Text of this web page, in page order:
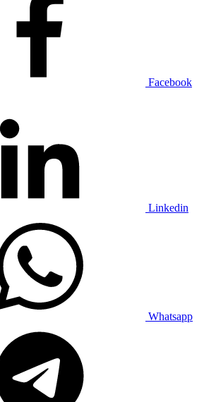
Facebook
Linkedin
Whatsapp